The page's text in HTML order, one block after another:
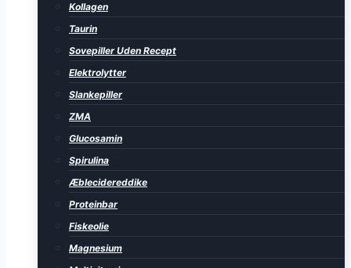
Kollagen
Taurin
Sovepiller Uden Recept
Elektrolytter
Slankepiller
ZMA
Glucosamin
Spirulina
Æblecidereddike
Proteinbar
Fiskeolie
Magnesium